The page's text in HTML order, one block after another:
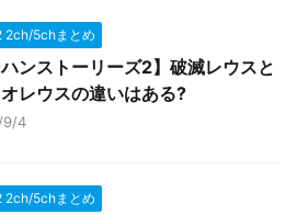
2ch/5chまとめ
ハンストーリーズ2】破滅レウスと
レウスの違いはある?
9/4
2ch/5chまとめ